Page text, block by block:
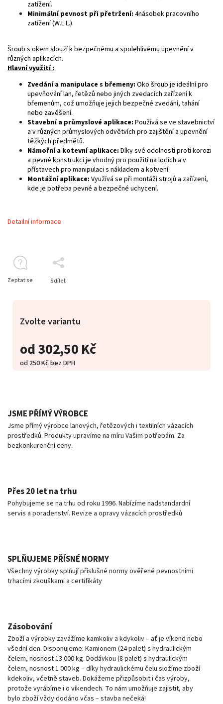
od302,50 Kč
od 250 Kčbez DPH
Zvolte variantu
zatížení.
Minimální pevnost při přetržení: 4násobek pracovního
zatížení (W.L.L.).
Šroub s okem slouží k bezpečnému a spolehlivému upevnění v
různých aplikacích.
Hlavní využití :
Zvedání a manipulace s břemeny: Oko šroub je ideální pro
upevňování lan, řetězů nebo jiných zvedacích zařízení k
břemenům, což umožňuje jejich bezpečné zvedání, tahání
nebo zavěšení.
Stavební a průmyslové aplikace: Používá se ve stavebnictví
a v různých průmyslových odvětvích pro zajištění a upevnění
těžkých předmětů.
Námořní a kotevní aplikace: Díky své odolnosti proti korozi
a pevné konstrukci je vhodný pro použití na lodích a v
přístavech pro manipulaci s nákladem a kotvení.
Montážní aplikace: Využívá se při montáži strojů a zařízení,
kde je potřeba pevné a bezpečné uchycení.
Detailní informace
Zeptat se Sdílet
JSME PŘÍMÝ VÝROBCE
Jsme přímý výrobce lanových, řetězových i textilních vázacích
prostředků. Produkty upravíme na míru Vašim potřebám. Za
bezkonkurenční ceny.
Přes 20 let na trhu
Pohybujeme se na trhu od roku 1996. Nabízíme nadstandardní
servis a poradenství. Revize a opravy vázacích prostředků
SPLŇUJEME PŘÍSNÉ NORMY
Všechny výrobky splňují příslušné normy ověřené pevnostními
trhacími zkouškami a certifikáty
Zásobování
Zboží a výrobky zavážíme kamkoliv a kdykoliv – ať je víkend nebo
všední den. Disponujeme: Kamionem (24 palet) s hydraulickým
čelem, nosnost 13 000 kg. Dodávkou (8 palet) s hydraulickým
čelem, nosnost 1 000 kg – díky hydraulickému čelu složíme zboží
kdekoliv, včetně staveb. Dokážeme přizpůsobit i čas výroby,
protože vyrábíme i o víkendech. To nám umožňuje zajistit, aby
bylo zboží vždy dodáno včas – stavba nečeká!